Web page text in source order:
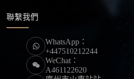
聯繫我們
WhatsApp：
+447510212244
WeChat：
A461122620